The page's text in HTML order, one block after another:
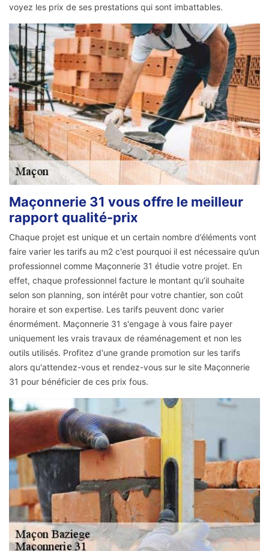
voyez les prix de ses prestations qui sont imbattables.
Maçonnerie 31 vous offre le meilleur
rapport qualité-prix
Chaque projet est unique et un certain nombre d’éléments vont
faire varier les tarifs au m2 c'est pourquoi il est nécessaire qu’un
professionnel comme Maçonnerie 31 étudie votre projet. En
effet, chaque professionnel facture le montant qu’il souhaite
selon son planning, son intérêt pour votre chantier, son coût
horaire et son expertise. Les tarifs peuvent donc varier
énormément. Maçonnerie 31 s'engage à vous faire payer
uniquement les vrais travaux de réaménagement et non les
outils utilisés. Profitez d'une grande promotion sur les tarifs
alors qu'attendez-vous et rendez-vous sur le site Maçonnerie
31 pour bénéficier de ces prix fous.